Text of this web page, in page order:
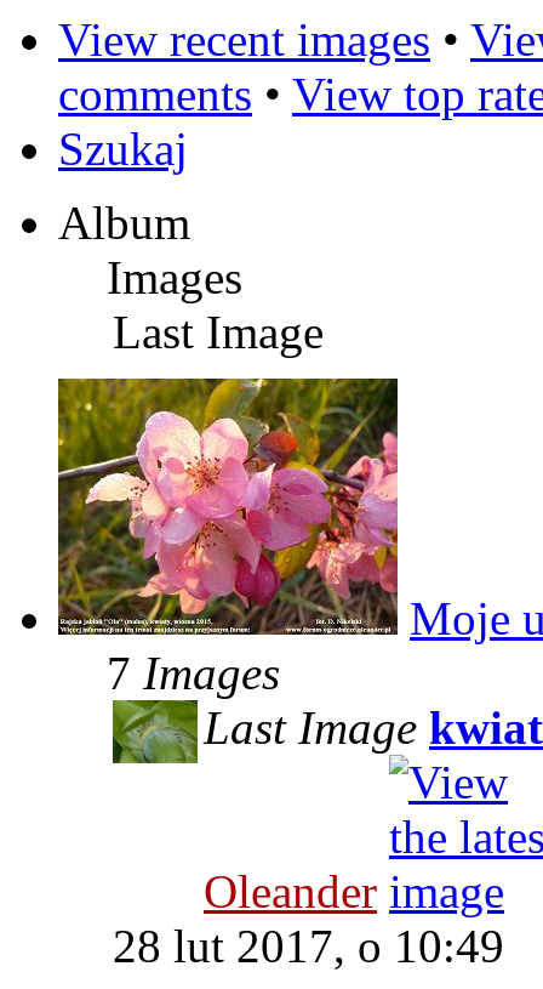
View recent images •
comments • View top
Szukaj
Album
Images
Last Image
Moje
7 Images
Last Image
Oleander
28 lut 2017, o 10:49